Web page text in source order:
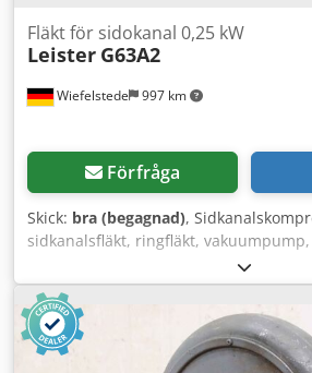
Wiefelstede 997 km
Fläkt för sidokanal 0,25 kW
Leister G63A2
Förfråga
Skick: bra (begagnad),
sidkanalsfläkt, ringfläkt,
Ey Rohlof -Tillverkare: Leister,
sidkanalsvakuumpump/
Drivning: 0,25 kW -Varvtal: 2850 varv/
310/220/H270 mm -Vikt: 8,2 kg